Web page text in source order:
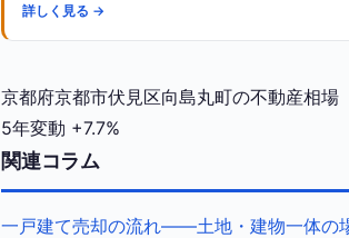
詳しく見る →
京都府京都市伏見区向島丸町の不動産相場
5年変動 +7.7%
関連コラム
一戸建て売却の流れ——土地・建物一体の